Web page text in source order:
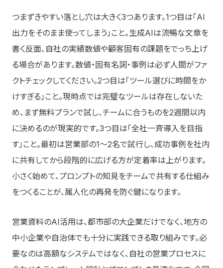
つまずきやすい落とし穴は大きく3つあります。1つ目は「AI
出力をそのまま使ってしまう」こと。生成AIは流暢な文章を
書く反面、自社の実績数値や顧客固有の課題をでっち上げ
る場合があります。数値・固有名詞・事例は必ず人間がファ
クトチェックしてください。2つ目は「ツール選びに時間をか
けすぎる」こと。現時点では完璧なツールは存在しないた
め、まず無料プランで試し、チームに合うものを2週間以内
に決めるのが現実的です。3つ目は「全社一斉導入を目指
す」こと。最初は営業部の1〜2名で試行し、成功事例を社内
に共有してから段階的に広げる方が定着率は上がります。
小さく始めて、プロンプトの知見をチームで共有する仕組み
をつくることが、属人化の再発を防ぐ鍵になります。
営業資料のAI活用は、都市部の大企業だけでなく、地方の
中小企業や自治体でも十分に実践できる取り組みです。必
要なのは高額なシステムではなく、自社の営業プロセスに